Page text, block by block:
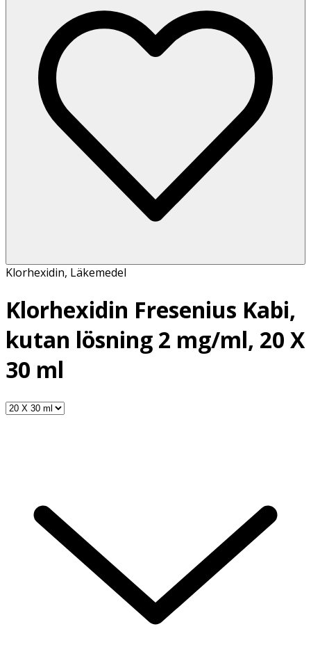
Klorhexidin, Läkemedel
Klorhexidin Fresenius Kabi,
kutan lösning 2 mg/ml, 20 X
30 ml